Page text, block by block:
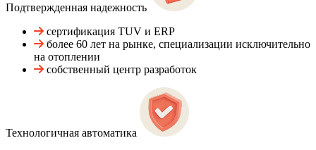
Подтвержденная надежность
сертификация TUV и ERP
более 60 лет на рынке, специализации исключительно
на отоплении
собственный центр разработок
Технологичная автоматика